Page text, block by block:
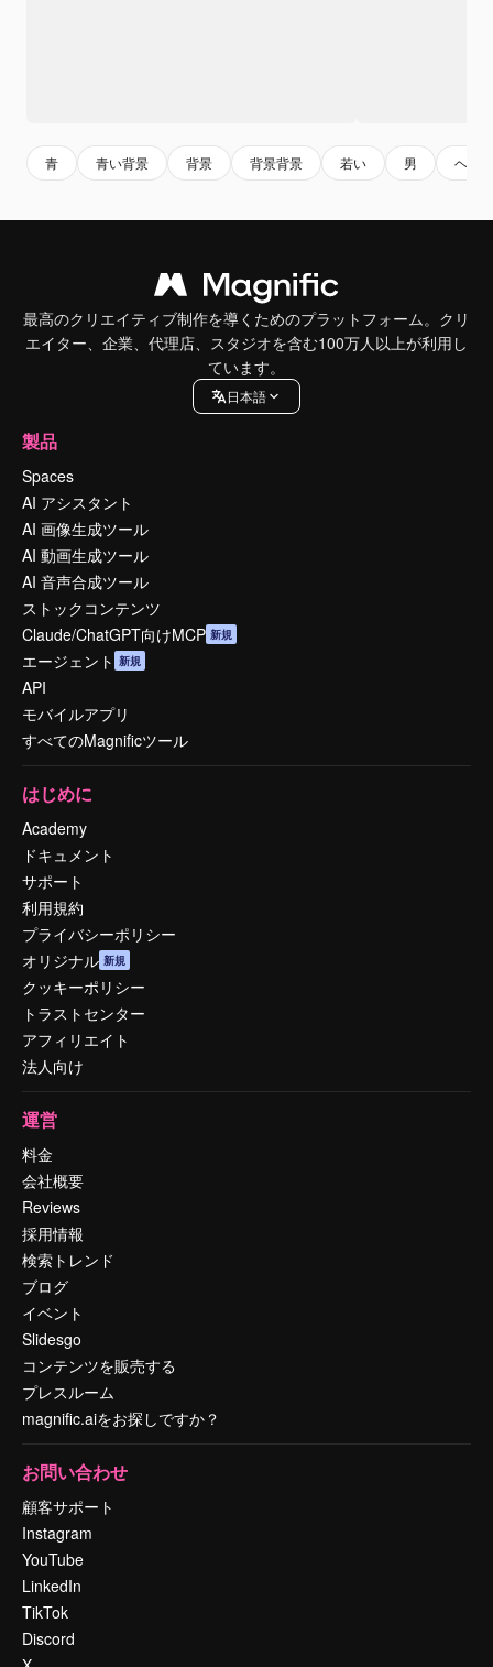
青 青い背景 背景 背景背景 若い 男 ヘッ
最高のクリエイティブ制作を導くためのプラットフォーム。クリ
エイター、企業、代理店、スタジオを含む100万人以上が利用し
ています。
日本語
製品
Spaces
AI アシスタント
AI 画像生成ツール
AI 動画生成ツール
AI 音声合成ツール
ストックコンテンツ
Claude/ChatGPT向けMCP 新規
エージェント 新規
API
モバイルアプリ
すべてのMagnificツール
はじめに
Academy
ドキュメント
サポート
利用規約
プライバシーポリシー
オリジナル 新規
クッキーポリシー
トラストセンター
アフィリエイト
法人向け
運営
料金
会社概要
Reviews
採用情報
検索トレンド
ブログ
イベント
Slidesgo
コンテンツを販売する
プレスルーム
magnific.aiをお探しですか？
お問い合わせ
顧客サポート
Instagram
YouTube
LinkedIn
TikTok
Discord